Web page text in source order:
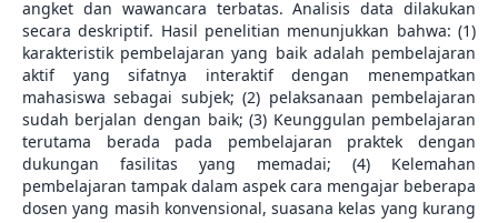
angket dan wawancara terbatas. Analisis data dilakukan
secara deskriptif. Hasil penelitian menunjukkan bahwa: (1)
karakteristik pembelajaran yang baik adalah pembelajaran
aktif yang sifatnya interaktif dengan menempatkan
mahasiswa sebagai subjek; (2) pelaksanaan pembelajaran
sudah berjalan dengan baik; (3) Keunggulan pembelajaran
terutama berada pada pembelajaran praktek dengan
dukungan fasilitas yang memadai; (4) Kelemahan
pembelajaran tampak dalam aspek cara mengajar beberapa
dosen yang masih konvensional, suasana kelas yang kurang